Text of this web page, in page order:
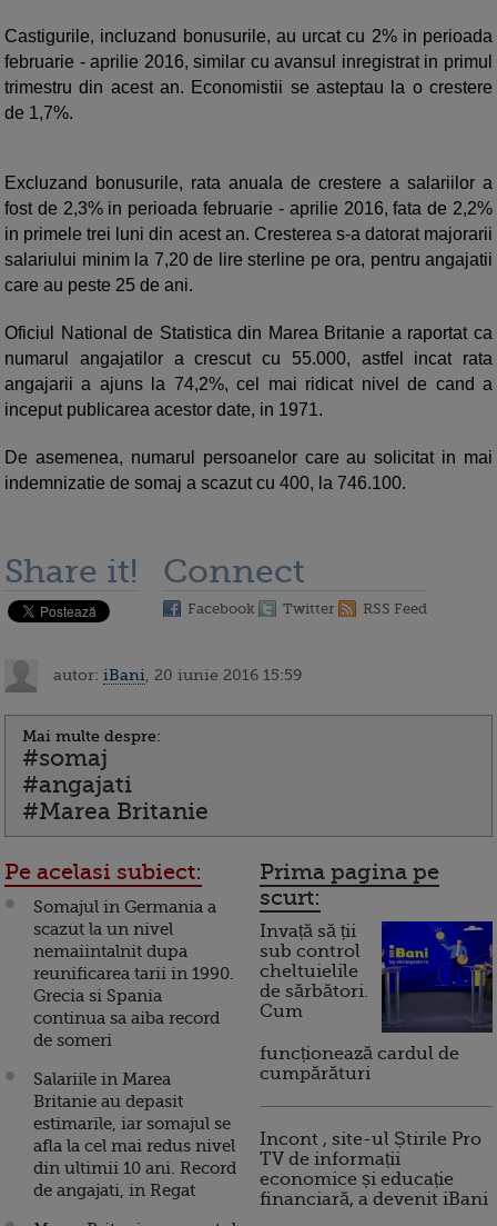
Castigurile, incluzand bonusurile, au urcat cu 2% in perioada
februarie - aprilie 2016, similar cu avansul inregistrat in primul
trimestru din acest an. Economistii se asteptau la o crestere
de 1,7%.
Excluzand bonusurile, rata anuala de crestere a salariilor a
fost de 2,3% in perioada februarie - aprilie 2016, fata de 2,2%
in primele trei luni din acest an. Cresterea s-a datorat majorarii
salariului minim la 7,20 de lire sterline pe ora, pentru angajatii
care au peste 25 de ani.
Oficiul National de Statistica din Marea Britanie a raportat ca
numarul angajatilor a crescut cu 55.000, astfel incat rata
angajarii a ajuns la 74,2%, cel mai ridicat nivel de cand a
inceput publicarea acestor date, in 1971.
De asemenea, numarul persoanelor care au solicitat in mai
indemnizatie de somaj a scazut cu 400, la 746.100.
Share it! Connect
Facebook Twitter RSS Feed
autor: iBani , 20 iunie 2016 15:59
Mai multe despre:
#somaj
#angajati
#Marea Britanie
Pe acelasi subiect:
Somajul in Germania a
scazut la un nivel
nemaiintalnit dupa
reunificarea tarii in 1990.
Grecia si Spania
continua sa aiba record
de someri
Salariile in Marea
Britanie au depasit
estimarile, iar somajul se
afla la cel mai redus nivel
din ultimii 10 ani. Record
de angajati, in Regat
Prima pagina pe
scurt:
Invață să ții
sub control
cheltuielile
de sărbători.
Cum
funcționează cardul de
cumpărături
Incont , site-ul Știrile Pro
TV de informații
economice și educație
financiară, a devenit iBani